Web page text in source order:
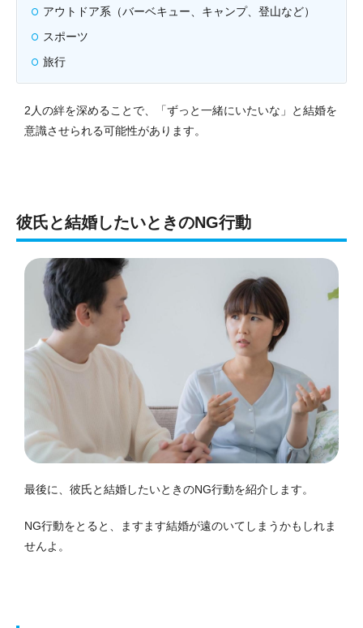
アウトドア系（バーベキュー、キャンプ、登山など）
スポーツ
旅行
2人の絆を深めることで、「ずっと一緒にいたいな」と結婚を
意識させられる可能性があります。
彼氏と結婚したいときのNG行動
最後に、彼氏と結婚したいときのNG行動を紹介します。
NG行動をとると、ますます結婚が遠のいてしまうかもしれま
せんよ。